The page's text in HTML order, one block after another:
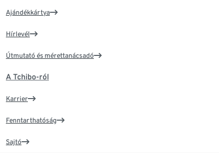
Ajándékkártya
Hírlevél
Útmutató és mérettanácsadó
A Tchibo-ról
Karrier
Fenntarthatóság
Sajtó